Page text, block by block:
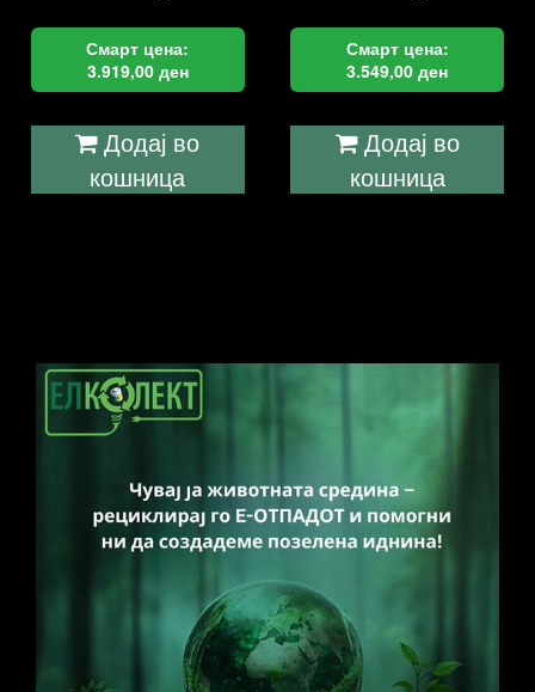
Смарт цена:
3.919,00 ден
Додај во
кошница
Смарт цена:
3.549,00ден
Додај во
кошница